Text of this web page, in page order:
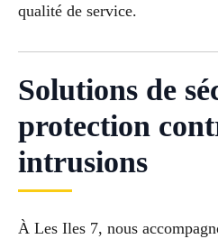
qualité de service.
Solutions de
protection
intrusions
À Les Iles 7, nous